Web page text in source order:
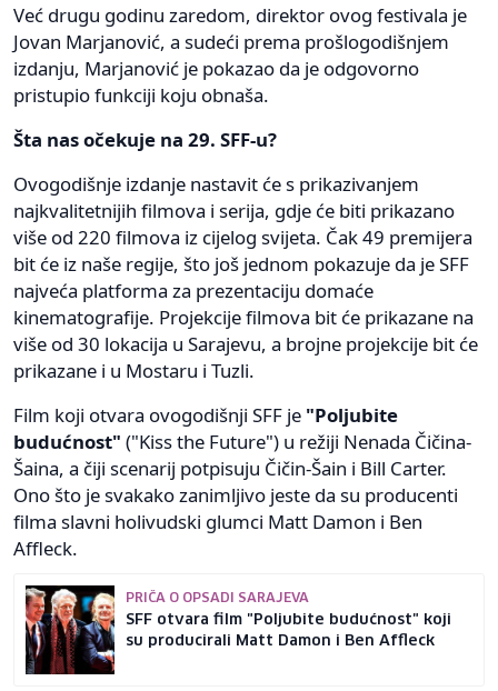
Već drugu godinu zaredom, direktor ovog festivala je
Jovan Marjanović, a sudeći prema prošlogodišnjem
izdanju, Marjanović je pokazao da je odgovorno
pristupio funkciji koju obnaša.
Šta nas očekuje na 29. SFF-u?
Ovogodišnje izdanje nastavit će s prikazivanjem
najkvalitetnijih filmova i serija, gdje će biti prikazano
više od 220 filmova iz cijelog svijeta. Čak 49 premijera
bit će iz naše regije, što još jednom pokazuje da je SFF
najveća platforma za prezentaciju domaće
kinematografije. Projekcije filmova bit će prikazane na
više od 30 lokacija u Sarajevu, a brojne projekcije bit će
prikazane i u Mostaru i Tuzli.
Film koji otvara ovogodišnji SFF je "Poljubite
budućnost" ("Kiss the Future") u režiji Nenada Čičina-
Šaina, a čiji scenarij potpisuju Čičin-Šain i Bill Carter.
Ono što je svakako zanimljivo jeste da su producenti
filma slavni holivudski glumci Matt Damon i Ben
Affleck.
PRIČA O OPSADI SARAJEVA
SFF otvara film "Poljubite budućnost" koji
su producirali Matt Damon i Ben Affleck